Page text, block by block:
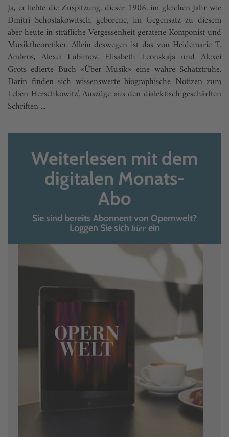
Ja, er liebte die Zuspitzung, dieser 1906, im gleichen Jahr wie
Dmitri Schostakowitsch, geborene, im Gegensatz zu diesem
aber heute in sträfliche Vergessenheit geratene Komponist und
Musiktheoretiker. Allein deswegen ist das von Heidemarie T.
Ambros, Alexei Lubimov, Elisabeth Leonskaja und Alexei
Grots edierte Buch «Über Musik» eine wahre Schatztruhe.
Darin finden sich wissenswerte biographische Notizen zum
Leben Herschkowitz’, Auszüge aus den dialektisch geschärften
Schriften ...
Weiterlesen mit dem
digitalen Monats-
Abo
Sie sind bereits Abonnent von Opernwelt?
Loggen Sie sich hierein